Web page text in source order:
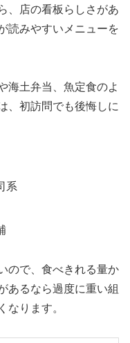
、店の看板らしさがあ
読みやすいメニューを
海土弁当、魚定食のよ
、初訪問でも後悔しに
系
ので、食べきれる量か
あるなら過度に重い組
なります。